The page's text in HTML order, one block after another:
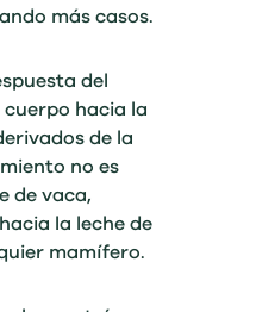
más casos.
del
hacia la
de la
no es
de vaca,
la leche de
mamífero.